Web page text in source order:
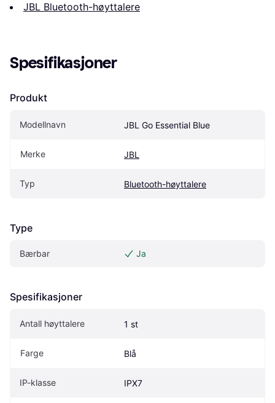
JBL Bluetooth-høyttalere
Spesifikasjoner
Produkt
Modellnavn JBL Go Essential Blue
Merke JBL
Typ Bluetooth-høyttalere
Type
Bærbar Ja
Spesifikasjoner
Antall høyttalere 1 st
Farge Blå
IP-klasse IPX7